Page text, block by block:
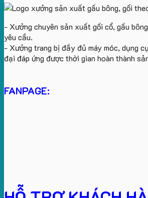
- Xưởng chuyên sản xuất gối cổ, gấu
yêu cầu.
- Xưởng trang bị đầy đủ máy móc, dụng
đại đáp ứng được thời gian hoàn thành
FANPAGE: